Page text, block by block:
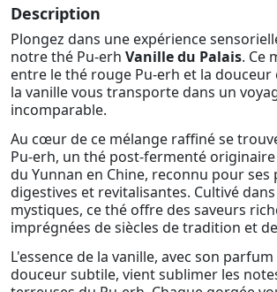
Description
Plongez dans une expérience
notre thé Pu-erh Vanille du Palais. Ce
entre le thé rouge Pu-erh et la
la vanille vous transporte dans un
incomparable.
Au cœur de ce mélange raffiné se
Pu-erh, un thé post-fermenté
du Yunnan en Chine, reconnu pour ses
digestives et revitalisantes. Cultivé
mystiques, ce thé offre des saveurs
imprégnées de siècles de tradition et
L'essence de la vanille, avec son
douceur subtile, vient sublimer les